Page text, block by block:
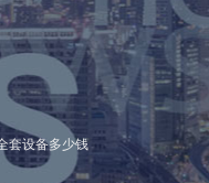
套设备多少钱